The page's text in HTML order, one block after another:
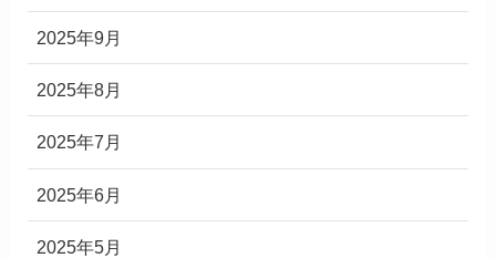
2025年9月
2025年8月
2025年7月
2025年6月
2025年5月